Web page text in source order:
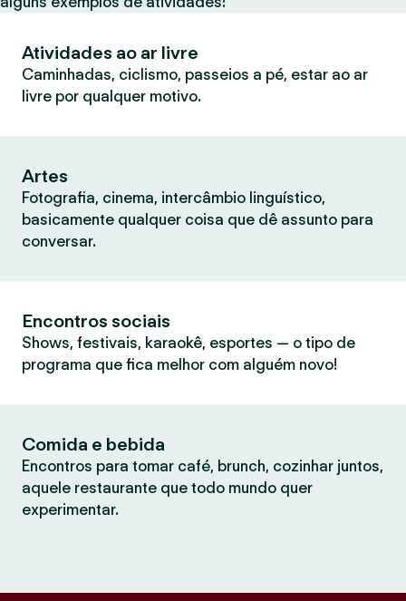
Atividades ao ar livre
Caminhadas, ciclismo, passeios a pé, estar ao ar
livre por qualquer motivo.
Artes
Fotografia, cinema, intercâmbio linguístico,
basicamente qualquer coisa que dê assunto para
conversar.
Encontros sociais
Shows, festivais, karaokê, esportes — o tipo de
programa que fica melhor com alguém novo!
Comida e bebida
Encontros para tomar café, brunch, cozinhar juntos,
aquele restaurante que todo mundo quer
experimentar.